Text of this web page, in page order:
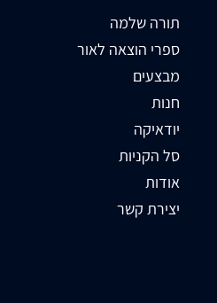
תורה שלמה
ספרי הוצאה לאור
מבצעים
חנות
יודאיקה
סל הקניות
אודות
יצירת קשר